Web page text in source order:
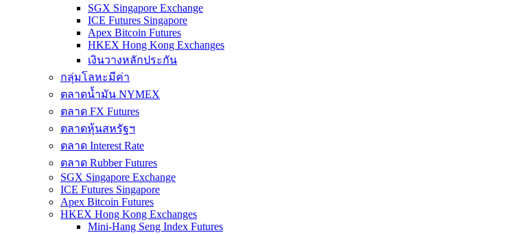
SGX Singapore Exchange
ICE Futures Singapore
Apex Bitcoin Futures
HKEX Hong Kong Exchanges
เงินวางหลักประกัน
กลุ่มโลหะมีค่า
ตลาดน้ำมัน NYMEX
ตลาด FX Futures
ตลาดหุ้นสหรัฐฯ
ตลาด Interest Rate
ตลาด Rubber Futures
SGX Singapore Exchange
ICE Futures Singapore
Apex Bitcoin Futures
HKEX Hong Kong Exchanges
Mini-Hang Seng Index Futures